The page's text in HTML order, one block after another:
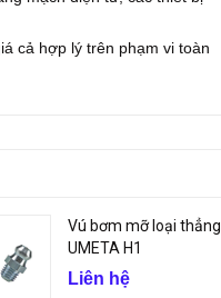
cả hợp lý trên phạm vi toàn
Vú bơm mỡ loại thẳng
UMETA H1
Liên hệ